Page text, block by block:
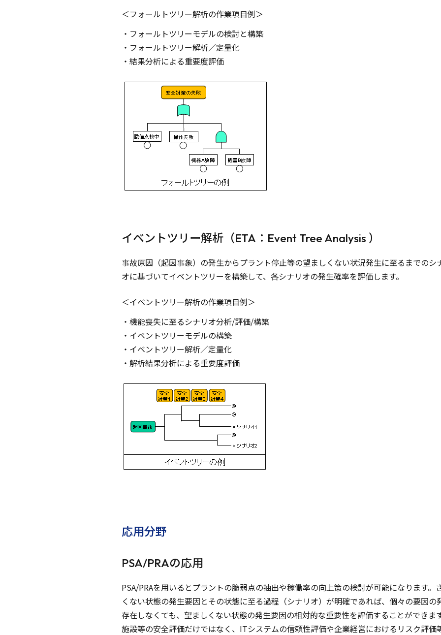
＜フォールトツリー解析の作業項目例＞
・フォールトツリーモデルの検討と構築
・フォールトツリー解析／定量化
・結果分析による重要度評価
イベントツリー解析（ETA：Event Tree Analysis ）
事故原因（起因事象）の発生からプラント停止等の望ましくない状況発生に至るまでのシ
オに基づいてイベントツリーを構築して、各シナリオの発生確率を評価します。
＜イベントツリー解析の作業項目例＞
・機能喪失に至るシナリオ分析/評価/構築
・イベントツリーモデルの構築
・イベントツリー解析／定量化
・解析結果分析による重要度評価
応用分野
PSA/PRAの応用
PSA/PRAを用いるとプラントの脆弱点の抽出や稼働率の向上策の検討が可能になります。
くない状態の発生要因とその状態に至る過程（シナリオ）が明確であれば、個々の要因の
存在しなくても、望ましくない状態の発生要因の相対的な重要性を評価することができま
施設等の安全評価だけではなく、ITシステムの信頼性評価や企業経営におけるリスク評価